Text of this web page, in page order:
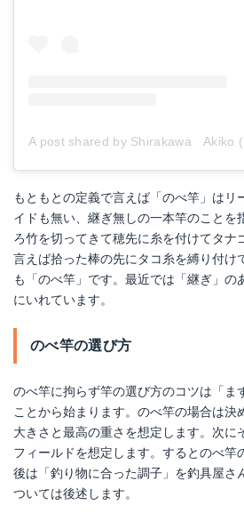
A post shared by Shirakawa Akiko
もともとの定義で言えば「のべ竿」はリ
イドも無い、継ぎ無しの一本竿のことを
ろ竹を切ってきて穂先に糸を付けてタナ
言えば拾った棒の先にタコ糸を縛り付け
も「のべ竿」です。最近では「継ぎ」の
にいれています。
のべ竿の選び方
のべ竿に拘らず竿の選び方のコツは「ま
ことから始まります。のべ竿の場合は決
大きさと最高の重さを想定します。次に
フィールドを想定します。するとのべ竿
後は「釣り物に合った調子」を釣具屋さ
ついては後述します。